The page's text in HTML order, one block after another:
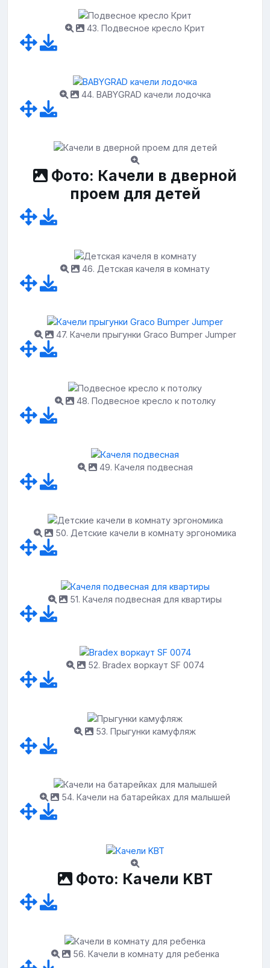
43. Подвесное кресло Крит
44. BABYGRAD качели лодочка
Фото: Качели в дверной
проем для детей
46. Детская качеля в комнату
47. Качели прыгунки Graco Bumper Jumper
48. Подвесное кресло к потолку
49. Качеля подвесная
50. Детские качели в комнату эргономика
51. Качеля подвесная для квартиры
52. Bradex воркаут SF 0074
53. Прыгунки камуфляж
54. Качели на батарейках для малышей
Фото: Качели KBT
56. Качели в комнату для ребенка